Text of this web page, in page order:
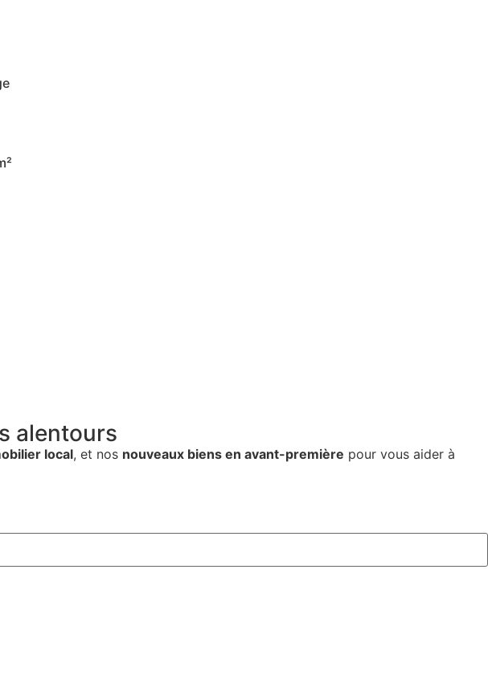
alentours
local, et nos nouveaux biens en avant-première pour vous aider à